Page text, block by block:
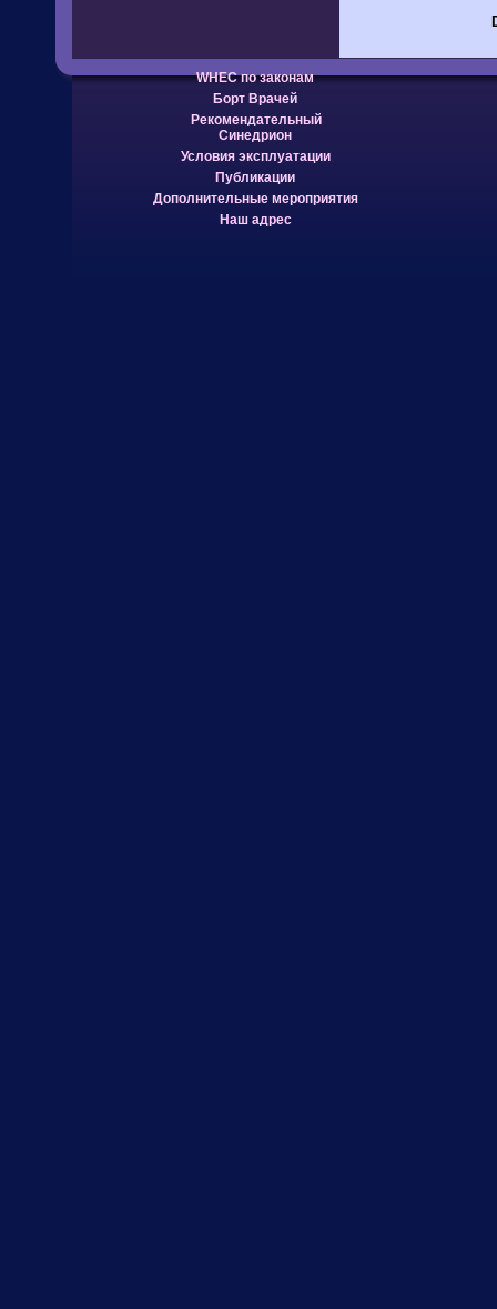
WHEC по законам
Борт Врачей
Рекомендательный
Синедрион
Условия эксплуатации
Публикации
Дополнительные мероприятия
Наш адрес